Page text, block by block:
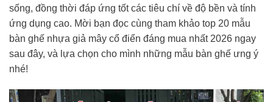
sống, đồng thời đáp ứng tốt các tiêu chí về độ bền và tính
ứng dụng cao. Mời bạn đọc cùng tham khảo top 20 mẫu
bàn ghế nhựa giả mây cổ điển đáng mua nhất 2026 ngay
sau đây, và lựa chọn cho mình những mẫu bàn ghế ưng ý
nhé!